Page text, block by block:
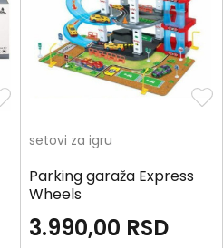
setovi za igru
Parking garaža Express
Wheels
3.990,00 RSD